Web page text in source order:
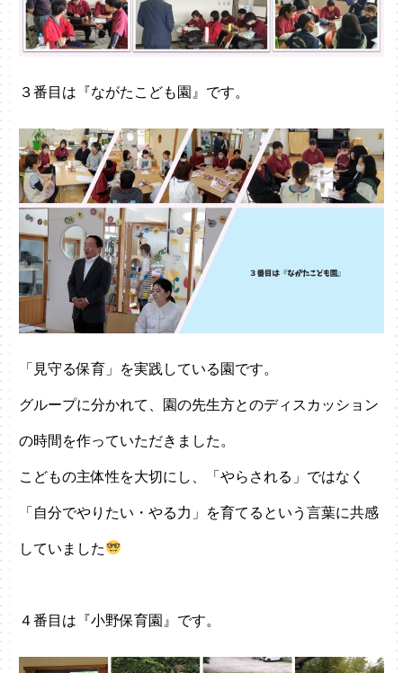
３番目は『ながたこども園』です。
「見守る保育」を実践している園です。
グループに分かれて、園の先生方とのディスカッション
の時間を作っていただきました。
こどもの主体性を大切にし、「やらされる」ではなく
「自分でやりたい・やる力」を育てるという言葉に共感
していました
４番目は『小野保育園』です。